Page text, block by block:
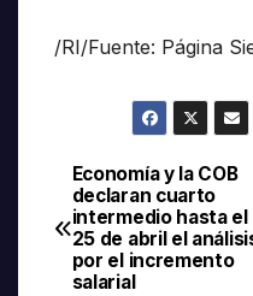
/RI/Fuente: Página
Navegación
de
entradas
Economía y la COB
declaran cuarto
intermedio hasta el
25 de abril el
por el incremento
salarial